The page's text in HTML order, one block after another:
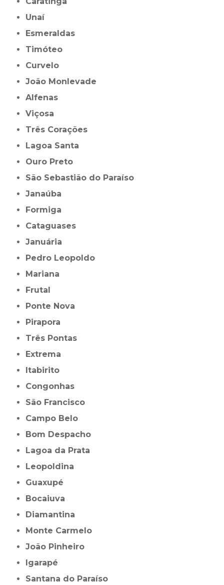
Unaí
Esmeraldas
Timóteo
Curvelo
João Monlevade
Alfenas
Viçosa
Três Corações
Lagoa Santa
Ouro Preto
São Sebastião do Paraíso
Janaúba
Formiga
Cataguases
Januária
Pedro Leopoldo
Mariana
Frutal
Ponte Nova
Pirapora
Três Pontas
Extrema
Itabirito
Congonhas
São Francisco
Campo Belo
Bom Despacho
Lagoa da Prata
Leopoldina
Guaxupé
Bocaiuva
Diamantina
Monte Carmelo
João Pinheiro
Igarapé
Santana do Paraíso